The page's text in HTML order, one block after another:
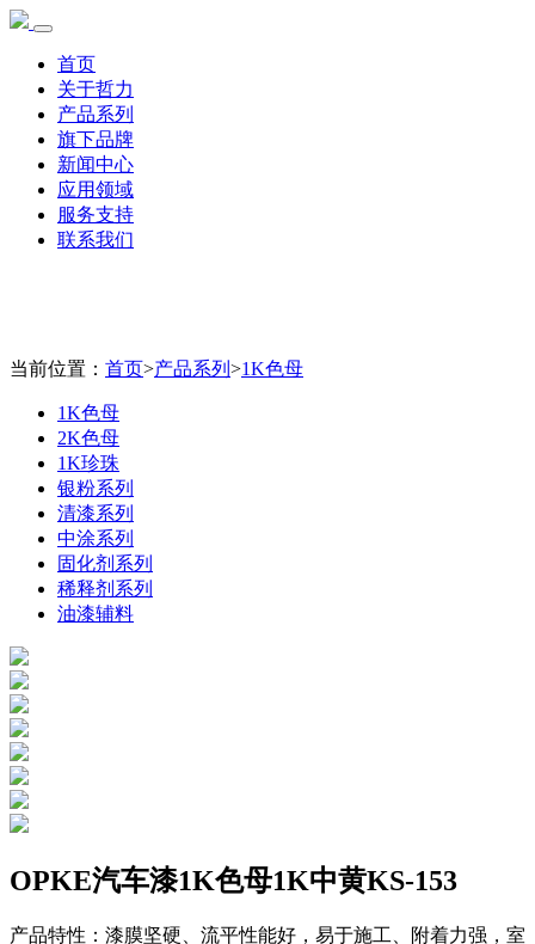
首页
关于哲力
产品系列
旗下品牌
新闻中心
应用领域
服务支持
联系我们
当前位置： 首页>产品系列 >1K色母
1K色母
2K色母
1K珍珠
银粉系列
清漆系列
中涂系列
固化剂系列
稀释剂系列
油漆辅料
OPKE汽车漆1K色母1K中黄KS-153
产品特性：漆膜坚硬、流平性能好，易于施工、附着力强，室